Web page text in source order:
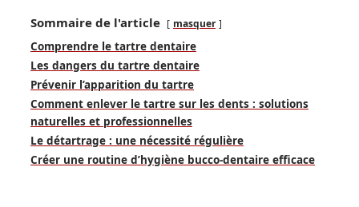
Sommaire de l'article masquer
Comprendre le tartre dentaire
Les dangers du tartre dentaire
Prévenir l’apparition du tartre
Comment enlever le tartre sur les dents : solutions
naturelles et professionnelles
Le détartrage : une nécessité régulière
Créer une routine d’hygiène bucco-dentaire efficace